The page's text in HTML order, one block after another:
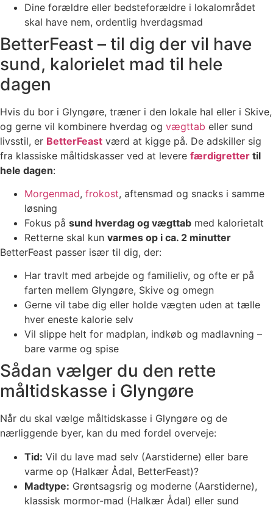
Dine forældre eller bedsteforældre i lokalområdet
skal have nem, ordentlig hverdagsmad
BetterFeast – til dig der vil have
sund, kalorielet mad til hele
dagen
Hvis du bor i Glyngøre, træner i den lokale hal eller i Skive,
og gerne vil kombinere hverdag og vægttab eller sund
livsstil, er BetterFeast værd at kigge på. De adskiller sig
fra klassiske måltidskasser ved at levere færdigretter til
hele dagen:
Morgenmad, frokost, aftensmad og snacks i samme
løsning
Fokus på sund hverdag og vægttab med kalorie­talt
Retterne skal kun varmes op i ca. 2 minutter
BetterFeast passer især til dig, der:
Har travlt med arbejde og familieliv, og ofte er på
farten mellem Glyngøre, Skive og omegn
Gerne vil tabe dig eller holde vægten uden at tælle
hver eneste kalorie selv
Vil slippe helt for madplan, indkøb og madlavning –
bare varme og spise
Sådan vælger du den rette
måltidskasse i Glyngøre
Når du skal vælge måltidskasse i Glyngøre og de
nærliggende byer, kan du med fordel overveje:
Tid: Vil du lave mad selv (Aarstiderne) eller bare
varme op (Halkær Ådal, BetterFeast)?
Madtype: Grøntsagsrig og moderne (Aarstiderne),
klassisk mormor-mad (Halkær Ådal) eller sund